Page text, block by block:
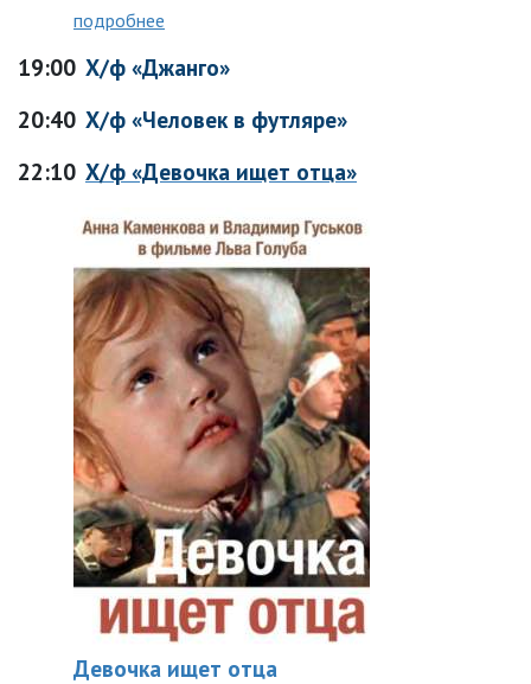
подробнее
19:00 Х/ф «Джанго»
20:40 Х/ф «Человек в футляре»
22:10 Х/ф «Девочка ищет отца»
Девочка ищет отца